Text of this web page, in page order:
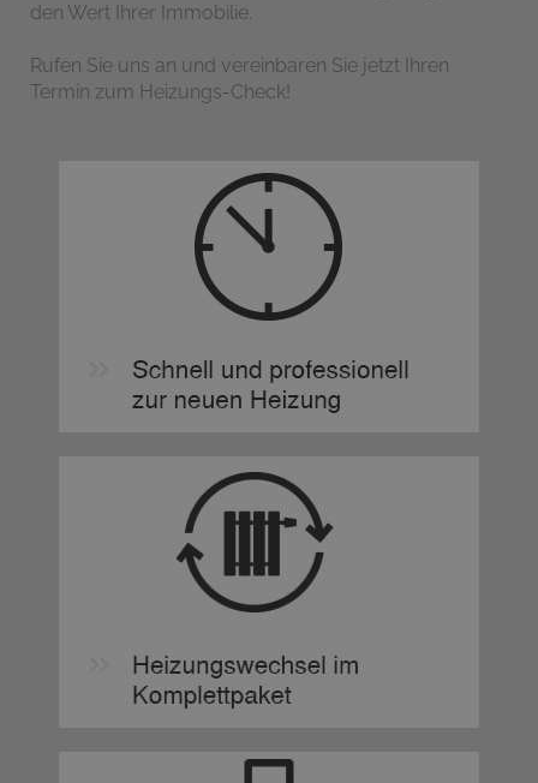
den Wert Ihrer Immobilie.
Rufen Sie uns an und vereinbaren Sie jetzt Ihren
Termin zum Heizungs-Check!